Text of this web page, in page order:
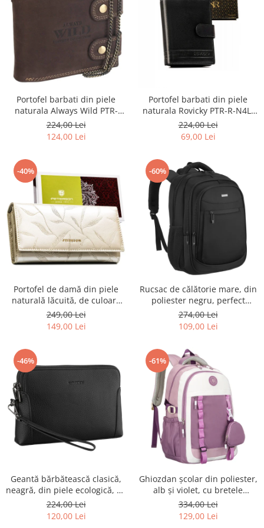
Portofel barbati din piele
naturala Always Wild PTR-
2900-BIC
224,00 Lei
124,00 Lei
Portofel barbati din piele
naturala Rovicky PTR-R-N4L-
GAT-8922 B+B
224,00 Lei
69,00 Lei
-40%
Portofel de damă din piele
naturală lăcuită, de culoare
bej, cu închidere cu capsă -
Peterson
249,00 Lei
149,00 Lei
-60%
Rucsac de călătorie mare, din
poliester negru, perfect
pentru bagajul de mână -
Rovicky PTR-R-BHX-05-1020
274,00 Lei
109,00 Lei
-46%
Geantă bărbătească clasică,
neagră, din piele ecologică, cu
fermoar - Rovicky PTR-R-SDR-
01-1631 BLACK
224,00 Lei
120,00 Lei
-61%
Ghiozdan școlar din poliester,
alb și violet, cu bretele
reglabile - Peterson PTR-PTN
8603-1303 PURPLE
334,00 Lei
129,00 Lei